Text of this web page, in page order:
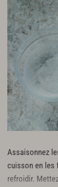
Assaisonnez
cuisson en les
refroidir.